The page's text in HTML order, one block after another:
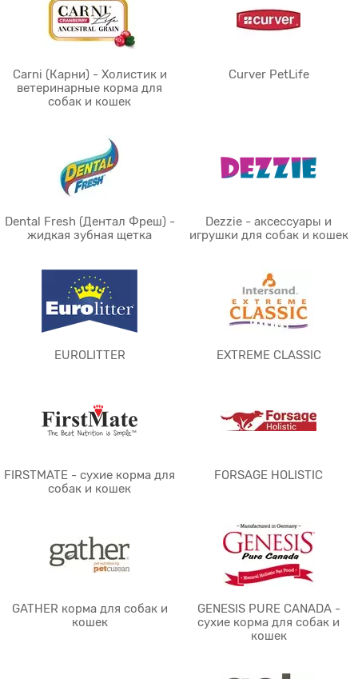
Carni (Карни) - Холистик и
ветеринарные корма для
собак и кошек
Curver PetLife
Dental Fresh (Дентал Фреш) -
жидкая зубная щетка
Dezzie - аксессуары и
игрушки для собак и кошек
EUROLITTER EXTREME CLASSIC
FIRSTMATE - сухие корма для
собак и кошек
FORSAGE HOLISTIC
GATHER корма для собак и
кошек
GENESIS PURE CANADA -
сухие корма для собак и
кошек